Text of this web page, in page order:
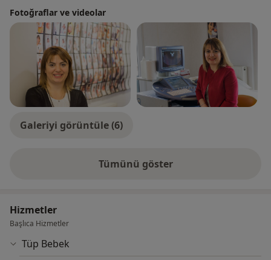
Fotoğraflar ve videolar
Galeriyi görüntüle (6)
Tümünü gösterdeneyim hakkında
Hizmetler
Başlıca Hizmetler
Tüp Bebek